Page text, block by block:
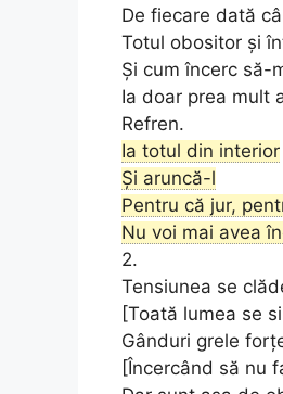
De fiecare dată
Totul obositor și
Și cum încerc să-
Ia doar prea mult
Refren.
Ia totul din interior
Și aruncă-l
Pentru că jur,
Nu voi mai avea
2.
Tensiunea se
[Toată lumea se
Gânduri grele
[Încercând să nu